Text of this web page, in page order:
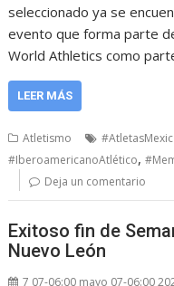
seleccionado ya se
evento que forma parte
World Athletics como
LEER MÁS
Atletismo
#IberoamericanoAtlético,
Deja un comentario
Exitoso fin de
Nuevo León
7 07-06:00 mayo 07-06:00